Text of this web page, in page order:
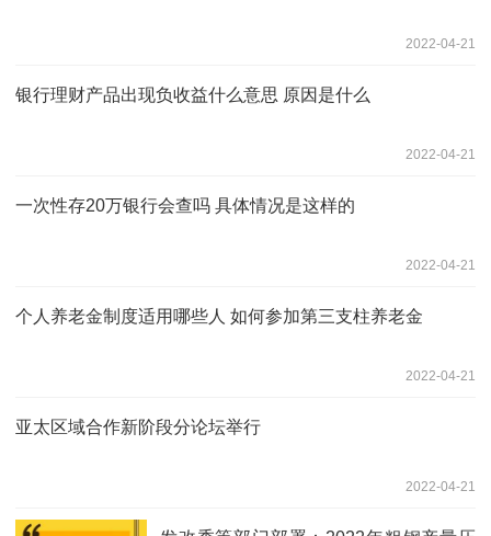
2022-04-21
银行理财产品出现负收益什么意思 原因是什么
2022-04-21
一次性存20万银行会查吗 具体情况是这样的
2022-04-21
个人养老金制度适用哪些人 如何参加第三支柱养老金
2022-04-21
亚太区域合作新阶段分论坛举行
2022-04-21